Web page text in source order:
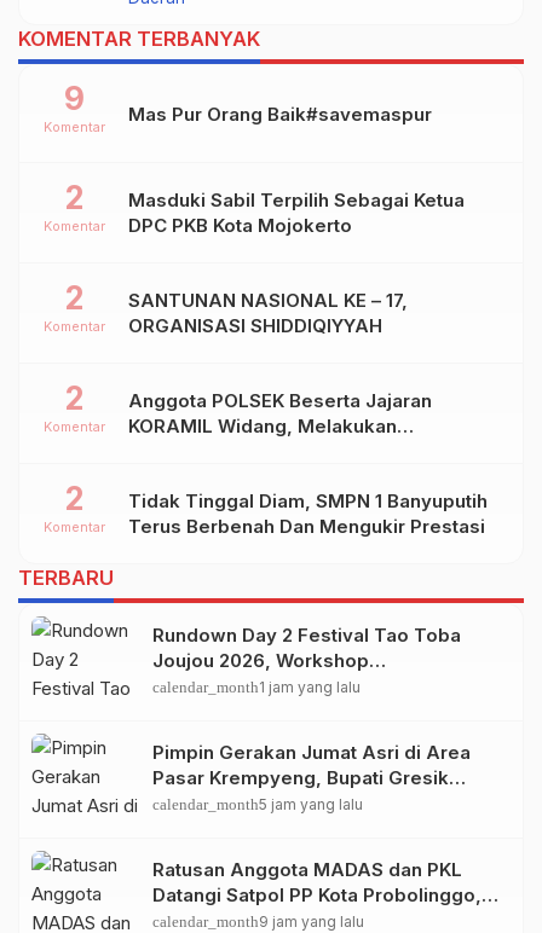
KOMENTAR TERBANYAK
Mas Pur Orang Baik#savemaspur
9
Komentar
Masduki Sabil Terpilih Sebagai Ketua
DPC PKB Kota Mojokerto
2
Komentar
SANTUNAN NASIONAL KE – 17,
ORGANISASI SHIDDIQIYYAH
2
Komentar
Anggota POLSEK Beserta Jajaran
KORAMIL Widang, Melakukan
Kab.TUBAN
2
Komentar
Tidak Tinggal Diam, SMPN 1 Banyuputih
Terus Berbenah Dan Mengukir Prestasi
2
Komentar
TERBARU
Rundown Day 2 Festival Tao Toba
Joujou 2026, Workshop
Pengembangan UMKM
calendar_month1 jam yang lalu
Pimpin Gerakan Jumat Asri di Area
Pasar Krempyeng, Bupati Gresik
Ingatkan Dampak Perubahan Iklim
calendar_month5 jam yang lalu
Ratusan Anggota MADAS dan PKL
Datangi Satpol PP Kota Probolinggo,
Bahas Penataan PKL
calendar_month9 jam yang lalu